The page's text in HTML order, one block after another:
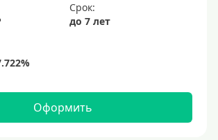
Срок:
до 7 лет
Оформить